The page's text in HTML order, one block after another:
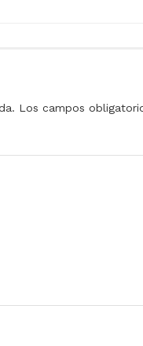
Los campos